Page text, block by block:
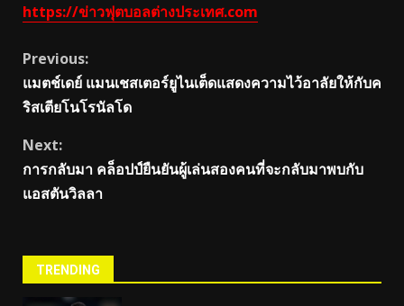
https://ข่าวฟุตบอลต่างประเทศ.com
Continue
Reading
Previous:
แมตช์เดย์ แมนเชสเตอร์ยูไนเต็ดแสดงความไว้อาลัยให้กับค
ริสเตียโนโรนัลโด
Next:
การกลับมา คล็อปป์ยืนยันผู้เล่นสองคนที่จะกลับมาพบกับ
แอสตันวิลลา
TRENDING